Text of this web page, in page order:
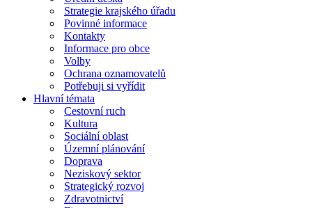
Strategie krajského úřadu
Povinné informace
Kontakty
Informace pro obce
Volby
Ochrana oznamovatelů
Potřebuji si vyřídit
Hlavní témata
Cestovní ruch
Kultura
Sociální oblast
Územní plánování
Doprava
Neziskový sektor
Strategický rozvoj
Zdravotnictví